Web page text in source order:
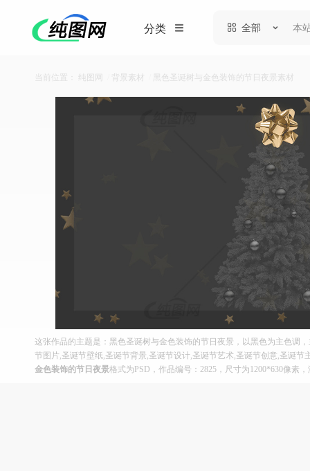
分类 全部
当前位置： 纯图网 背景素材 黑色圣诞树与金色装饰的节日夜景素材
这张作品的主题是：黑色圣诞树与金色装饰的节日夜景，以黑色为主色调
节图片,圣诞节壁纸,圣诞节背景,圣诞节设计,圣诞节艺术,圣诞节创意,圣诞
金色装饰的节日夜景格式为PSD，作品编号：2825，尺寸为1200*630像素